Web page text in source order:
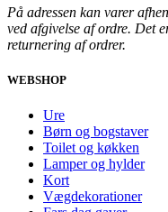
På adressen kan varer
ved afgivelse af ordre. Det
returnering af ordrer.
WEBSHOP
Ure
Børn og bogstaver
Toilet og køkken
Lamper og hylder
Kort
Vægdekorationer